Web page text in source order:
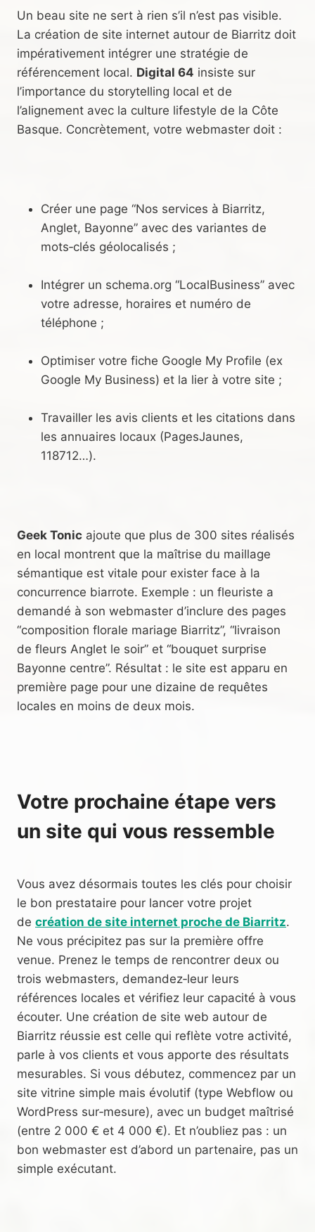
Un beau site ne sert à rien s’il n’est pas visible.
La création de site internet autour de Biarritz doit
impérativement intégrer une stratégie de
référencement local. Digital 64 insiste sur
l’importance du storytelling local et de
l’alignement avec la culture lifestyle de la Côte
Basque. Concrètement, votre webmaster doit :
Créer une page “Nos services à Biarritz,
Anglet, Bayonne” avec des variantes de
mots‑clés géolocalisés ;
Intégrer un schema.org “LocalBusiness” avec
votre adresse, horaires et numéro de
téléphone ;
Optimiser votre fiche Google My Profile (ex
Google My Business) et la lier à votre site ;
Travailler les avis clients et les citations dans
les annuaires locaux (PagesJaunes,
118712…).
Geek Tonic ajoute que plus de 300 sites réalisés
en local montrent que la maîtrise du maillage
sémantique est vitale pour exister face à la
concurrence biarrote. Exemple : un fleuriste a
demandé à son webmaster d’inclure des pages
“composition florale mariage Biarritz”, “livraison
de fleurs Anglet le soir” et “bouquet surprise
Bayonne centre”. Résultat : le site est apparu en
première page pour une dizaine de requêtes
locales en moins de deux mois.
Votre prochaine étape vers
un site qui vous ressemble
Vous avez désormais toutes les clés pour choisir
le bon prestataire pour lancer votre projet
de création de site internet proche de Biarritz.
Ne vous précipitez pas sur la première offre
venue. Prenez le temps de rencontrer deux ou
trois webmasters, demandez‑leur leurs
références locales et vérifiez leur capacité à vous
écouter. Une création de site web autour de
Biarritz réussie est celle qui reflète votre activité,
parle à vos clients et vous apporte des résultats
mesurables. Si vous débutez, commencez par un
site vitrine simple mais évolutif (type Webflow ou
WordPress sur‑mesure), avec un budget maîtrisé
(entre 2 000 € et 4 000 €). Et n’oubliez pas : un
bon webmaster est d’abord un partenaire, pas un
simple exécutant.